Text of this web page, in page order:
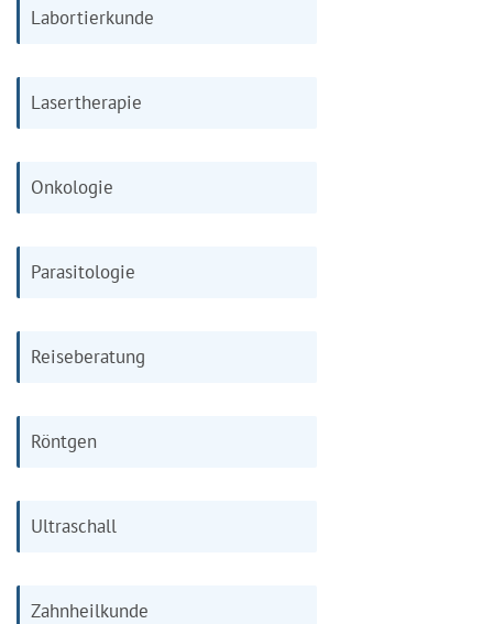
Labortierkunde
Lasertherapie
Onkologie
Parasitologie
Reiseberatung
Röntgen
Ultraschall
Zahnheilkunde